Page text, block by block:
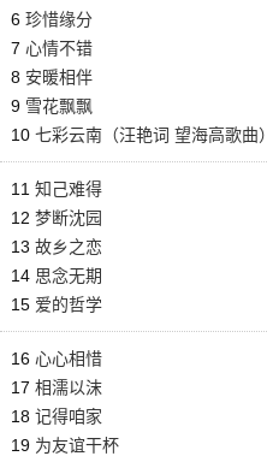
6 珍惜缘分
7 心情不错
8 安暖相伴
9 雪花飘飘
10 七彩云南（汪艳词 望海高歌曲）
11 知己难得
12 梦断沈园
13 故乡之恋
14 思念无期
15 爱的哲学
16 心心相惜
17 相濡以沫
18 记得咱家
19 为友谊干杯